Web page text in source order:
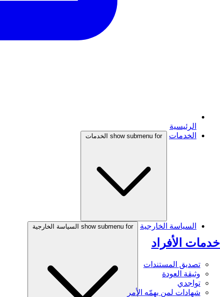
الرئيسية
الخدمات
show submenu for الخدمات
خدمات الأفراد
تصديق المستندات
وثيقة العودة
تواجدي
شهادات لمن يهمّه الأمر
السياسة الخارجية show submenu for السياسة الخارجية